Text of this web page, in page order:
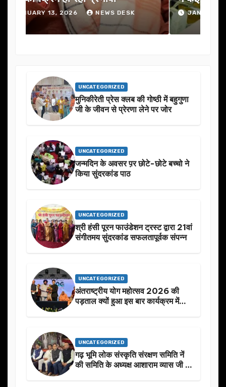
JANUARY 13, 2026 NEWS DESK
UNCATEGORIZED
मुनिकीरेती प्रेस क्लब की गोष्ठी में बहुगुणा
जी के जीवन से प्रेरणा लेने पर जोर
UNCATEGORIZED
जन्मदिन के अवसर प़र छोटे-छोटे बच्चो ने
किया सुंदरकांड पाठ
UNCATEGORIZED
श्री हंसी पूरन फाउंडेशन ट्रस्ट द्वारा 21वां
संगीतमय सुंदरकांड सफलतापूर्वक संपन्न
UNCATEGORIZED
अंतराष्ट्रीय योग महोत्सव 2026 की
पड़ताल क्यों हुआ इस बार कार्यक्रम में
UNCATEGORIZED
गढ़ भूमि लोक संस्कृति संरक्षण समिति नें
की समिति के अध्यक्ष आशाराम व्यास जी के